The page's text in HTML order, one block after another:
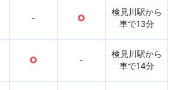
- ○
検見川駅から
車で13分
○ -
検見川駅から
車で14分